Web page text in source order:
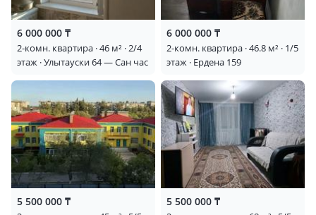
6 000 000 ₸
2-комн. квартира · 46 м² · 2/4
этаж · Улытауски 64 — Сан час
6 000 000 ₸
2-комн. квартира · 46.8 м² · 1/5
этаж · Ердена 159
5 500 000 ₸ 5 500 000 ₸